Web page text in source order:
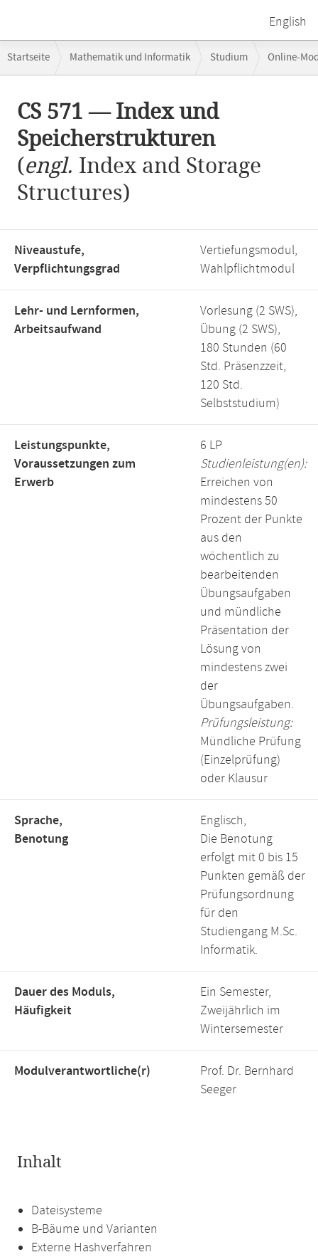
English
Navigation
Startseite Mathematik und Informatik Studium Online-
CS 571 — Index und
Speicherstrukturen
(engl. Index and Storage
Structures)
Niveaustufe,
Verpflichtungsgrad
Vertiefungsmodul,
Wahlpflichtmodul
Lehr- und Lernformen,
Arbeitsaufwand
Vorlesung (2 SWS),
Übung (2 SWS),
180 Stunden (60
Std. Präsenzzeit,
120 Std.
Selbststudium)
Leistungspunkte,
Voraussetzungen zum
Erwerb
6 LP
Studienleistung(en):
Erreichen von
mindestens 50
Prozent der Punkte
aus den
wöchentlich zu
bearbeitenden
Übungsaufgaben
und mündliche
Präsentation der
Lösung von
mindestens zwei
der
Übungsaufgaben.
Prüfungsleistung:
Mündliche Prüfung
(Einzelprüfung)
oder Klausur
Sprache,
Benotung
Englisch,
Die Benotung
erfolgt mit 0 bis 15
Punkten gemäß der
Prüfungsordnung
für den
Studiengang M.Sc.
Informatik.
Dauer des Moduls,
Häufigkeit
Ein Semester,
Zweijährlich im
Wintersemester
Modulverantwortliche(r)
Prof. Dr. Bernhard
Seeger
Inhalt
Dateisysteme
B-Bäume und Varianten
Externe Hashverfahren